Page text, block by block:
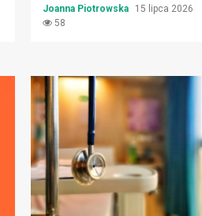
Joanna Piotrowska
15 lipca 2026
58